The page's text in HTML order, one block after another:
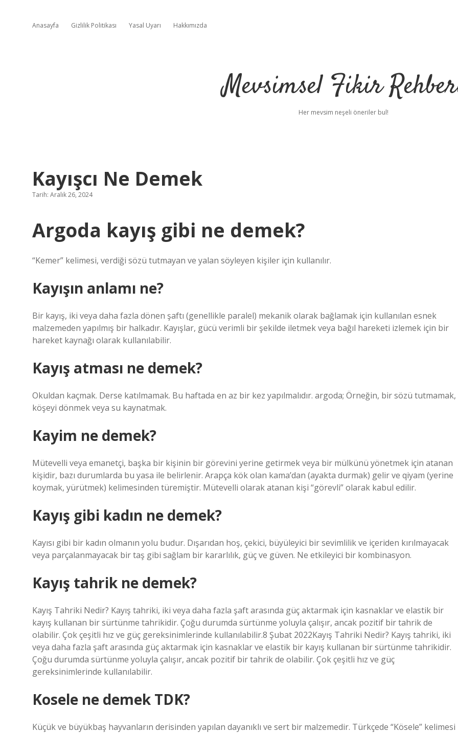
Anasayfa Gizlilik Politikası Yasal Uyarı Hakkımızda
Mevsimsel Fikir
Her mevsim neşeli öneriler bul!
Kayışcı Ne Demek
Tarih: Aralık 26, 2024
Argoda kayış gibi ne demek?
“Kemer” kelimesi, verdiği sözü tutmayan ve yalan söyleyen kişiler için kullanılır.
Kayışın anlamı ne?
Bir kayış, iki veya daha fazla dönen şaftı (genellikle paralel) mekanik olarak bağlamak için kullanılan esnek
malzemeden yapılmış bir halkadır. Kayışlar, gücü verimli bir şekilde iletmek veya bağıl hareketi izlemek için bir
hareket kaynağı olarak kullanılabilir.
Kayış atması ne demek?
Okuldan kaçmak. Derse katılmamak. Bu haftada en az bir kez yapılmalıdır. argoda; Örneğin, bir sözü tutmamak,
köşeyi dönmek veya su kaynatmak.
Kayim ne demek?
Mütevelli veya emanetçi, başka bir kişinin bir görevini yerine getirmek veya bir mülkünü yönetmek için atanan
kişidir, bazı durumlarda bu yasa ile belirlenir. Arapça kök olan kama’dan (ayakta durmak) gelir ve qiyam (yerine
koymak, yürütmek) kelimesinden türemiştir. Mütevelli olarak atanan kişi “görevli” olarak kabul edilir.
Kayış gibi kadın ne demek?
Kayısı gibi bir kadın olmanın yolu budur. Dışarıdan hoş, çekici, büyüleyici bir sevimlilik ve içeriden kırılmayacak
veya parçalanmayacak bir taş gibi sağlam bir kararlılık, güç ve güven. Ne etkileyici bir kombinasyon.
Kayış tahrik ne demek?
Kayış Tahriki Nedir? Kayış tahriki, iki veya daha fazla şaft arasında güç aktarmak için kasnaklar ve elastik bir
kayış kullanan bir sürtünme tahrikidir. Çoğu durumda sürtünme yoluyla çalışır, ancak pozitif bir tahrik de
olabilir. Çok çeşitli hız ve güç gereksinimlerinde kullanılabilir.8 Şubat 2022Kayış Tahriki Nedir? Kayış tahriki, iki
veya daha fazla şaft arasında güç aktarmak için kasnaklar ve elastik bir kayış kullanan bir sürtünme tahrikidir.
Çoğu durumda sürtünme yoluyla çalışır, ancak pozitif bir tahrik de olabilir. Çok çeşitli hız ve güç
gereksinimlerinde kullanılabilir.
Kosele ne demek TDK?
Küçük ve büyükbaş hayvanların derisinden yapılan dayanıklı ve sert bir malzemedir. Türkçede “Kösele” kelimesi